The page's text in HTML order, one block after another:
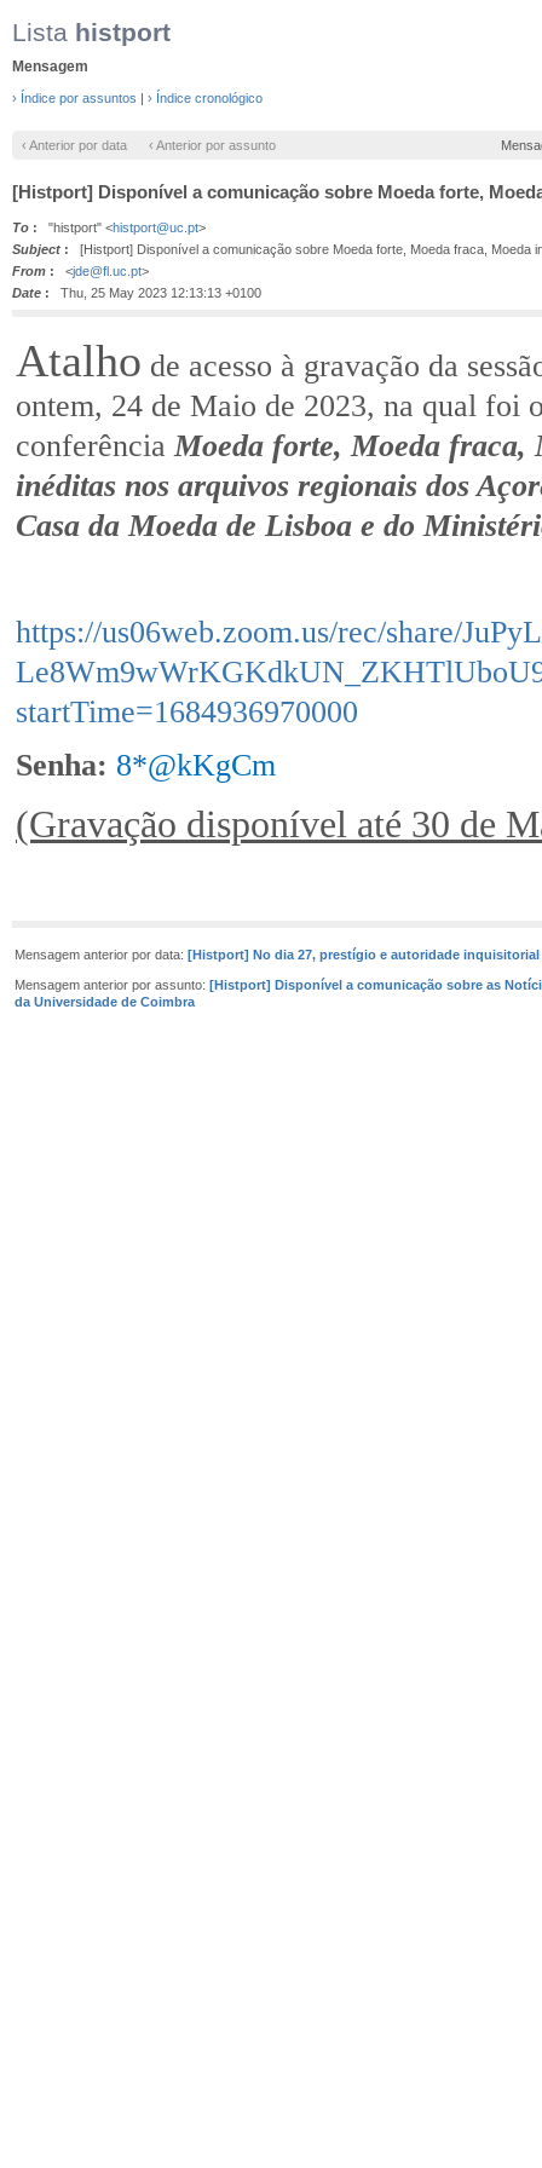
Lista histport
Mensagem
› Índice por assuntos | › Índice cronológico
‹ Anterior por data ‹ Anterior por assunto
[Histport] Disponível a comunicação sobre Moeda forte,
To : "histport" <histport@uc.pt>
Subject : [Histport] Disponível a comunicação sobre Moeda forte, Moeda fraca, Moeda
From : <jde@fl.uc.pt>
Date : Thu, 25 May 2023 12:13:13 +0100
Atalho de acesso à gravação da
ontem, 24 de Maio de 2023, na qual foi
conferênciaMoeda forte, Moeda fraca,
inéditas nos arquivos regionais dos
Casa da Moeda de Lisboa e do
https://us06web.zoom.us/rec/share/
startTime=1684936970000
Senha: 8*@kKgCm
(Gravação disponível até 30 de
Mensagem anterior por data: [Histport] No dia 27, prestígio e autoridade inquisitorial
Mensagem anterior por assunto: [Histport] Disponível a comunicação sobre as
da Universidade de Coimbra